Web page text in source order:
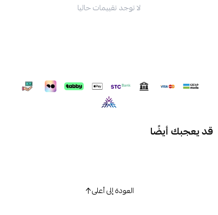
لا توجد تقييمات حاليا
قد يعجبك أيضًا
العودة إلى أعلى